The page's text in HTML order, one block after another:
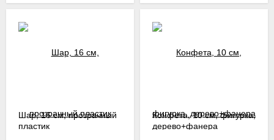
Шар, 16 см, прозрачный
пластик
Конфета, 10 см, фигурка,
дерево+фанера